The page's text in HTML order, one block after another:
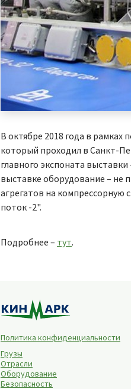
В октябре 2018 года в
который проходил в Санкт-
главного экспоната
выставке оборудование – не
агрегатов на компрессорную
поток -2".
Подробнее – тут.
Политика конфиденциальности
Грузы
Отрасли
Оборудование
Безопасность